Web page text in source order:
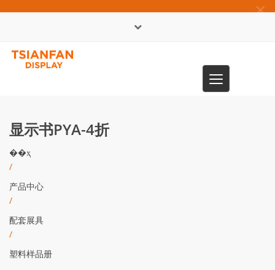
×
Toggle
navigation
显示书PYA-4折
��ҳ
/
产品中心
/
配套展具
/
塑料样品册